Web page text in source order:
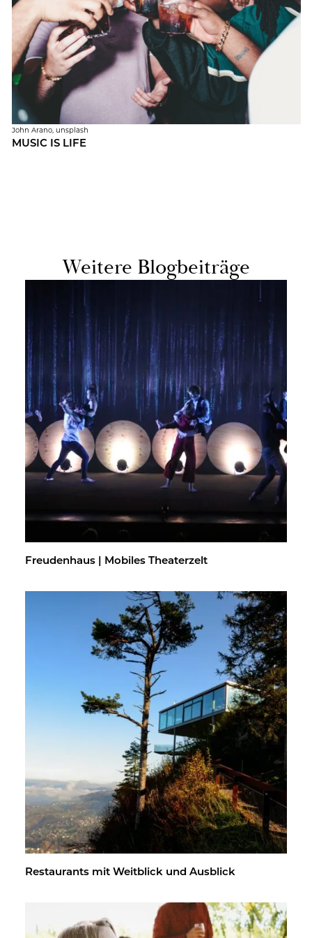
John Arano, un­s­plash
MUSIC IS LIFE
Wei­te­re Blog­bei­trä­ge
Freu­den­haus | Mo­bi­les Thea­ter­zelt
Re­stau­rants mit Weit­blick und Aus­blick